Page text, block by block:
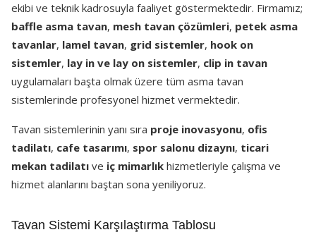
ekibi ve teknik kadrosuyla faaliyet göstermektedir. Firmamız;
baffle asma tavan, mesh tavan çözümleri, petek asma
tavanlar, lamel tavan, grid sistemler, hook on
sistemler, lay in ve lay on sistemler, clip in tavan
uygulamaları başta olmak üzere tüm asma tavan
sistemlerinde profesyonel hizmet vermektedir.
Tavan sistemlerinin yanı sıra proje inovasyonu, ofis
tadilatı, cafe tasarımı, spor salonu dizaynı, ticari
mekan tadilatı ve iç mimarlık hizmetleriyle çalışma ve
hizmet alanlarını baştan sona yeniliyoruz.
Tavan Sistemi Karşılaştırma Tablosu